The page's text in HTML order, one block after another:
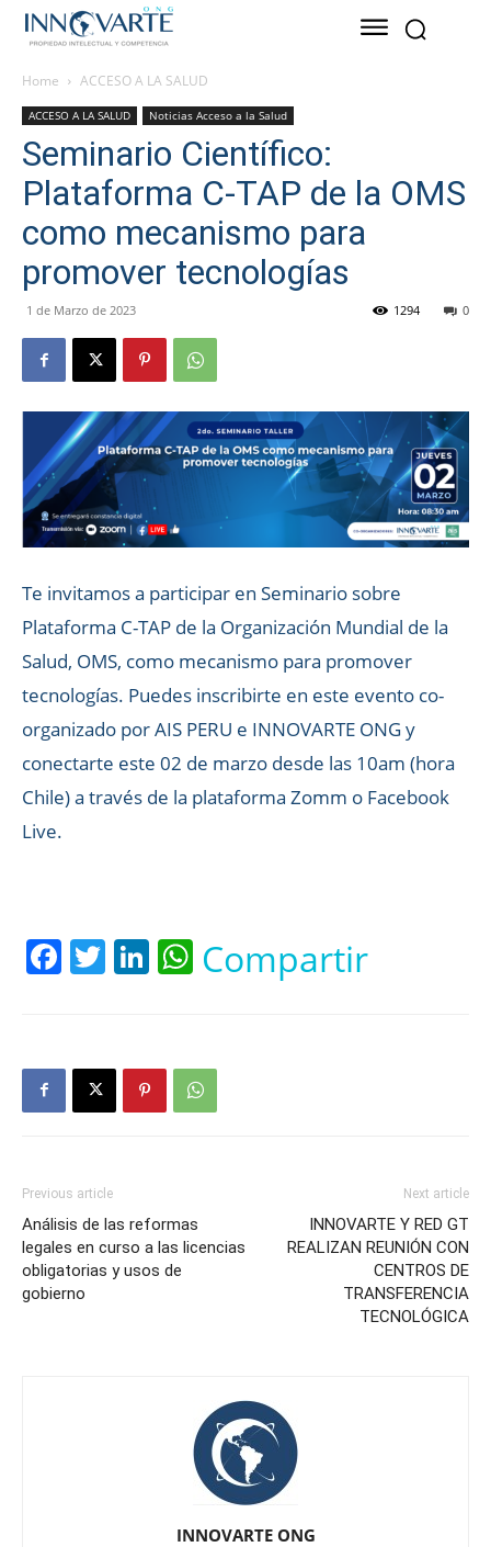
Home ACCESO A LA SALUD
ACCESO A LA SALUD Noticias Acceso a la Salud
Seminario Científico:
Plataforma C-TAP de la OMS
como mecanismo para
promover tecnologías
1 de Marzo de 2023 0
1294
Te invitamos a participar en Seminario sobre
Plataforma C-TAP de la Organización Mundial de la
Salud, OMS, como mecanismo para promover
tecnologías. Puedes inscribirte en este evento co-
organizado por AIS PERU e INNOVARTE ONG y
conectarte este 02 de marzo desde las 10am (hora
Chile) a través de la plataforma Zomm o Facebook
Live.
Facebook
Twitter
LinkedIn
WhatsApp
Compartir
Previous article
Análisis de las reformas
legales en curso a las licencias
obligatorias y usos de
gobierno
Next article
INNOVARTE Y RED GT
REALIZAN REUNIÓN CON
CENTROS DE
TRANSFERENCIA
TECNOLÓGICA
INNOVARTE ONG